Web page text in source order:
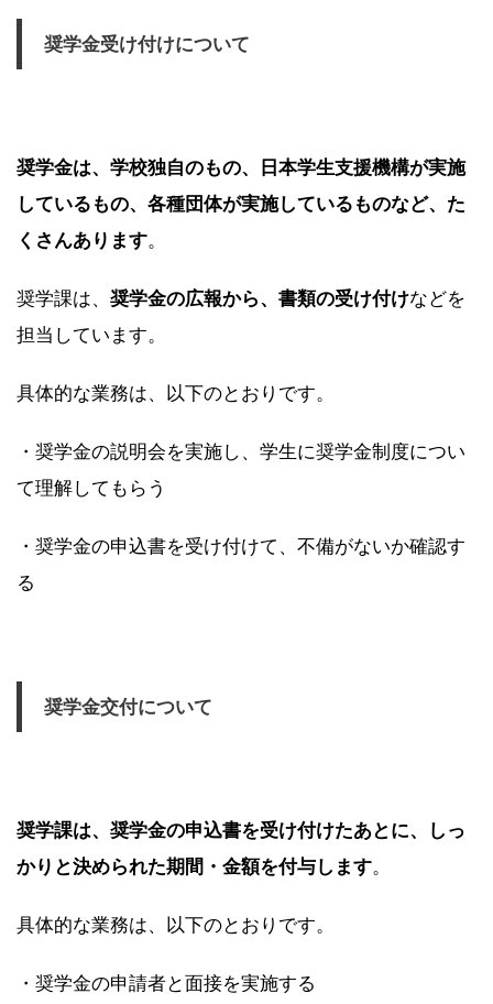
奨学金受け付けについて
奨学金は、学校独自のもの、日本学生支援機構が実施
しているもの、各種団体が実施しているものなど、た
くさんあります。
奨学課は、 奨学金の広報から、書類の受け付けなどを
担当しています。
具体的な業務は、以下のとおりです。
・奨学金の説明会を実施し、学生に奨学金制度につい
て理解してもらう
・奨学金の申込書を受け付けて、不備がないか確認す
る
奨学金交付について
奨学課は、奨学金の申込書を受け付けたあとに、しっ
かりと決められた期間・金額を付与します。
具体的な業務は、以下のとおりです。
・奨学金の申請者と面接を実施する